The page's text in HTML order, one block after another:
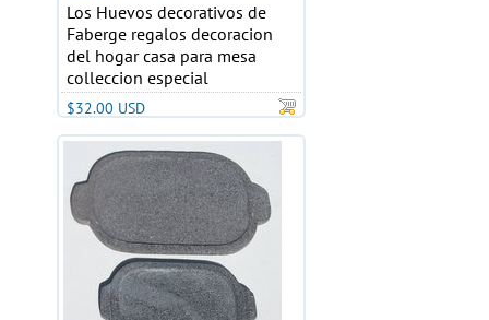
Los Huevos decorativos de
Faberge regalos decoracion
del hogar casa para mesa
colleccion especial
$32.00 USD